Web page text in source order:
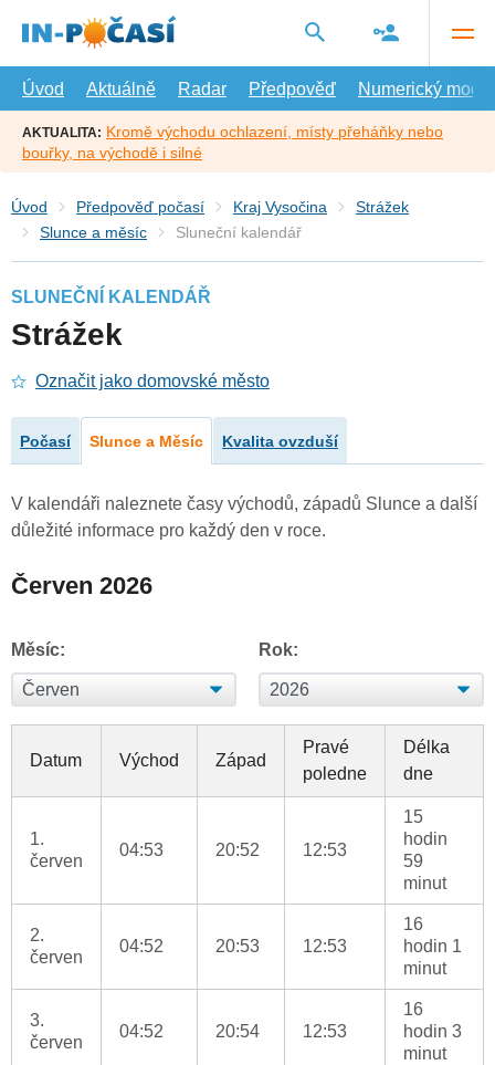
hlavní
Úvod
Aktuálně Radar Předpověď Numerický model
AKTUALITA: Kromě východu ochlazení, místy přeháňky nebo
bouřky, na východě i silné
Úvod Předpověď počasí Kraj Vysočina
Strážek
Slunce a měsíc
Sluneční kalendář
SLUNEČNÍ KALENDÁŘ
Strážek
Označit jako domovské město
Počasí Slunce a Měsíc Kvalita ovzduší
V kalendáři naleznete časy východů, západů Slunce a další
důležité informace pro každý den v roce.
Červen 2026
Měsíc: Rok:
Datum Východ Západ
Pravé
poledne
Délka
dne
1.
červen
04:53 20:52 12:53
15
hodin
59
minut
2.
červen
04:52 20:53 12:53
16
hodin 1
minut
3.
červen
04:52 20:54 12:53
16
hodin 3
minut